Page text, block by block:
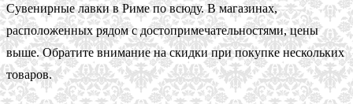
Сувенирные лавки в Риме по всюду. В магазинах,
расположенных рядом с достопримечательностями, цены
выше. Обратите внимание на скидки при покупке нескольких
товаров.